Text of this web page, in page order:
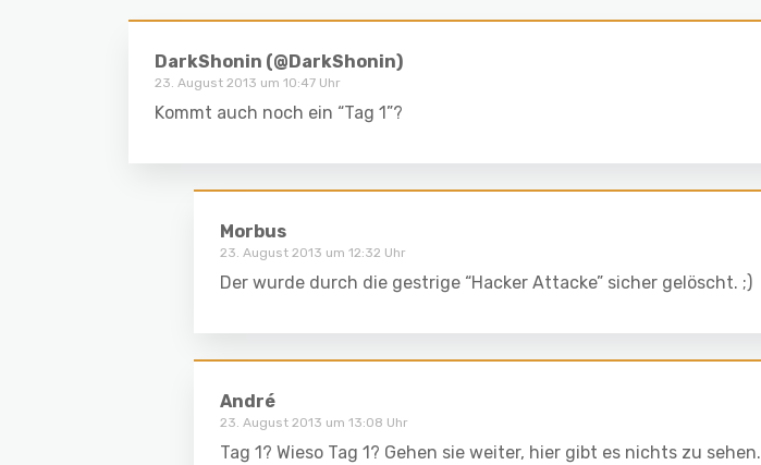
DarkShonin (@DarkShonin)
23. August 2013 um 10:47 Uhr
Kommt auch noch ein “Tag 1”?
Morbus
23. August 2013 um 12:32 Uhr
Der wurde durch die gestrige “Hacker Attacke” sicher gelöscht. ;)
André
23. August 2013 um 13:08 Uhr
Tag 1? Wieso Tag 1? Gehen sie weiter, hier gibt es nichts zu sehen.